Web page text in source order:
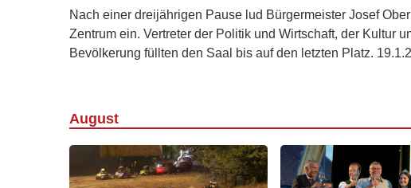
Nach einer dreijährigen Pause lud Bürgermeister Josef
Zentrum ein. Vertreter der Politik und Wirtschaft, der Kultur
Bevölkerung füllten den Saal bis auf den letzten Platz.
August